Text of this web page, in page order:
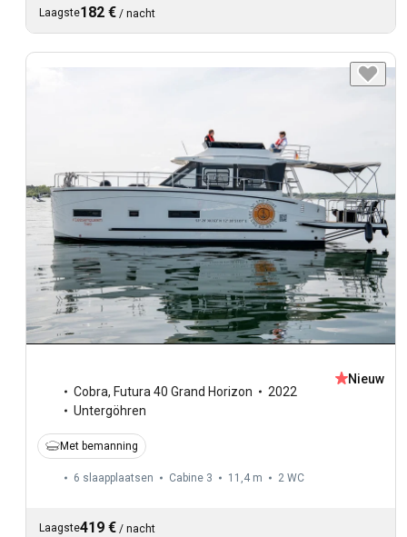
Laagste182 € / nacht
Cobra, Futura 40 Grand Horizon
2022
Untergöhren
Nieuw
Met bemanning
6 slaapplaatsen Cabine 3 11,4 m 2 WC
Laagste419 € / nacht